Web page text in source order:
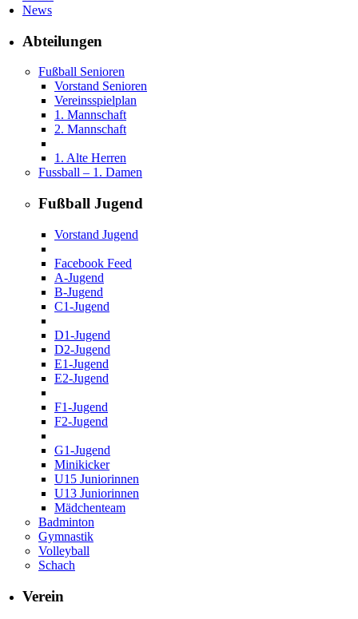
News
Abteilungen
Fußball Senioren
Vorstand Senioren
Vereinsspielplan
1. Mannschaft
2. Mannschaft
1. Alte Herren
Fussball – 1. Damen
Fußball Jugend
Vorstand Jugend
Facebook Feed
A-Jugend
B-Jugend
C1-Jugend
D1-Jugend
D2-Jugend
E1-Jugend
E2-Jugend
F1-Jugend
F2-Jugend
G1-Jugend
Minikicker
U15 Juniorinnen
U13 Juniorinnen
Mädchenteam
Badminton
Gymnastik
Volleyball
Schach
Verein